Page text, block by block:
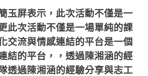
玉屏表示，此次活動不僅是一
此次活動不僅是一場單純的課
交流與情感連結的平台是一個
結的平台，，透過陳湘涵的經
透過陳湘涵的經驗分享與志工